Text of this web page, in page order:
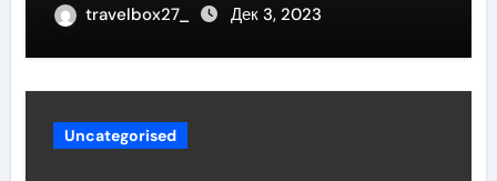
travelbox27_ Дек 3, 2023
Uncategorised